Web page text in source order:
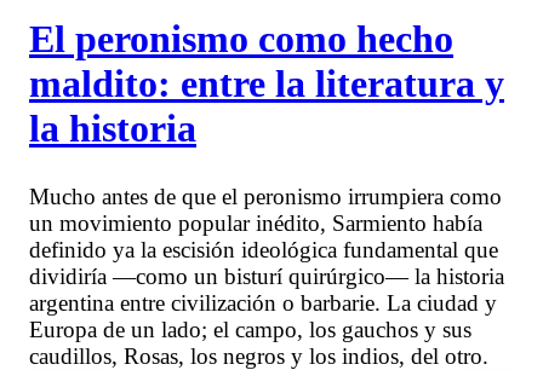
El peronismo como hecho
maldito: entre la literatura y
la historia
Mucho antes de que el peronismo irrumpiera como
un movimiento popular inédito, Sarmiento había
definido ya la escisión ideológica fundamental que
dividiría —como un bisturí quirúrgico— la historia
argentina entre civilización o barbarie. La ciudad y
Europa de un lado; el campo, los gauchos y sus
caudillos, Rosas, los negros y los indios, del otro.